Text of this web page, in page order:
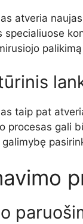
atveria
specialiuose
taip pat
procesas gali
galimybę